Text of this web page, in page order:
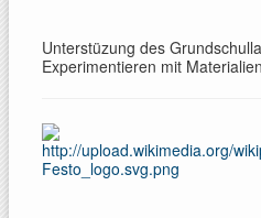
Unterstüzung des
Experimentieren mit